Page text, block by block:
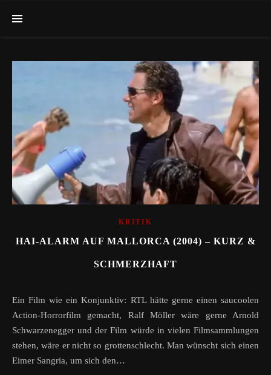
KRITIK
HAI-ALARM AUF MALLORCA (2004) – KURZ &
SCHMERZHAFT
Ein Film wie ein Konjunktiv: RTL hätte gerne einen saucoolen
Action-Horrorfilm gemacht, Ralf Möller wäre gerne Arnold
Schwarzenegger und der Film würde in vielen Filmsammlungen
stehen, wäre er nicht so grottenschlecht. Man wünscht sich einen
Eimer Sangria, um sich den…